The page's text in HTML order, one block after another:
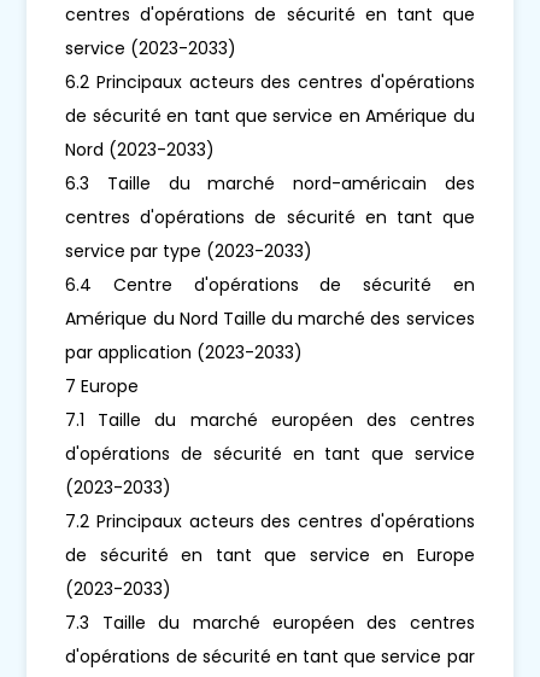
centres d'opérations de sécurité en tant que
service (2023-2033)
6.2 Principaux acteurs des centres d'opérations
de sécurité en tant que service en Amérique du
Nord (2023-2033)
6.3 Taille du marché nord-américain des
centres d'opérations de sécurité en tant que
service par type (2023-2033)
6.4 Centre d'opérations de sécurité en
Amérique du Nord Taille du marché des services
par application (2023-2033)
7 Europe
7.1 Taille du marché européen des centres
d'opérations de sécurité en tant que service
(2023-2033)
7.2 Principaux acteurs des centres d'opérations
de sécurité en tant que service en Europe
(2023-2033)
7.3 Taille du marché européen des centres
d'opérations de sécurité en tant que service par